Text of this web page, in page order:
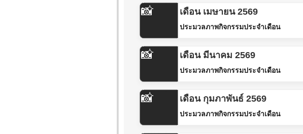
📸 เดือน เมษายน 2569
ประมวลภาพกิจกรรมประจำเดือน
📸 เดือน มีนาคม 2569
ประมวลภาพกิจกรรมประจำเดือน
📸 เดือน กุมภาพันธ์ 2569
ประมวลภาพกิจกรรมประจำเดือน